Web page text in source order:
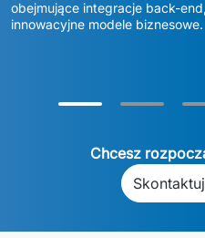
obejmujące integracje back-
innowacyjne modele biznesowe.
Chcesz